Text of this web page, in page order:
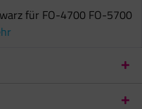
für FO-4700 FO-5700